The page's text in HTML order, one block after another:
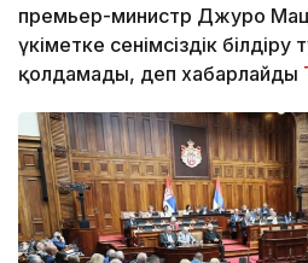
премьер-министр Джуро
үкіметке сенімсіздік
қолдамады, деп хабарлайды